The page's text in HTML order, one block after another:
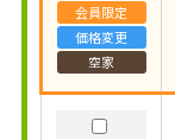
会員限定
価格変更
空家